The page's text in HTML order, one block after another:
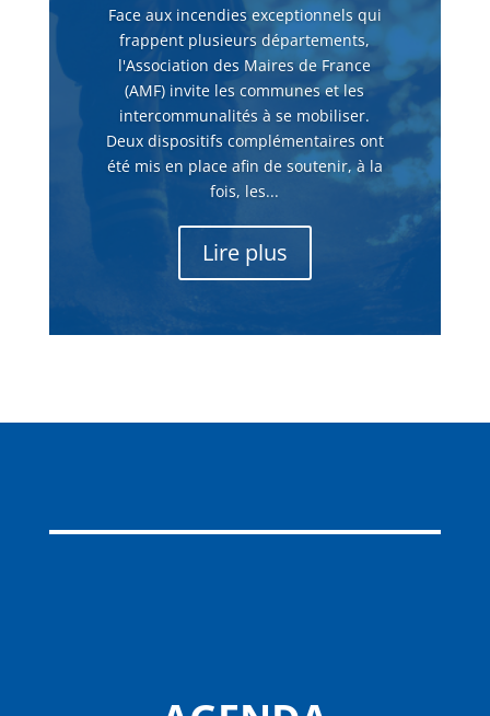
Face aux incendies exceptionnels qui
frappent plusieurs départements,
l'Association des Maires de France
(AMF) invite les communes et les
intercommunalités à se mobiliser.
Deux dispositifs complémentaires ont
été mis en place afin de soutenir, à la
fois, les...
Lire plus